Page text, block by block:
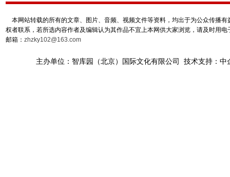
本网站转载的所有的文章、图片、音频、视频文件等资料，均出于为公众传播
权者联系，若所选内容作者及编辑认为其作品不宜上本网供大家浏览，请及时用
邮箱： zhzky102@163.com
主办单位：智库园（北京）国际文化有限公司 技术支持：